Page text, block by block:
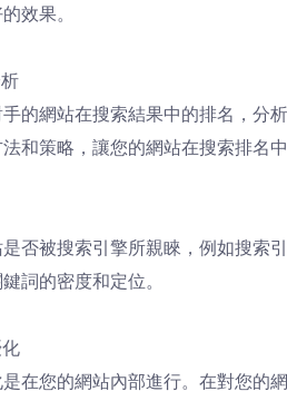
效果。
的網站在搜索結果中的排名，分
和策略，讓您的網站在搜索排名
否被搜索引擎所親睞，例如搜索
詞的密度和定位。
在您的網站內部進行。在對您的